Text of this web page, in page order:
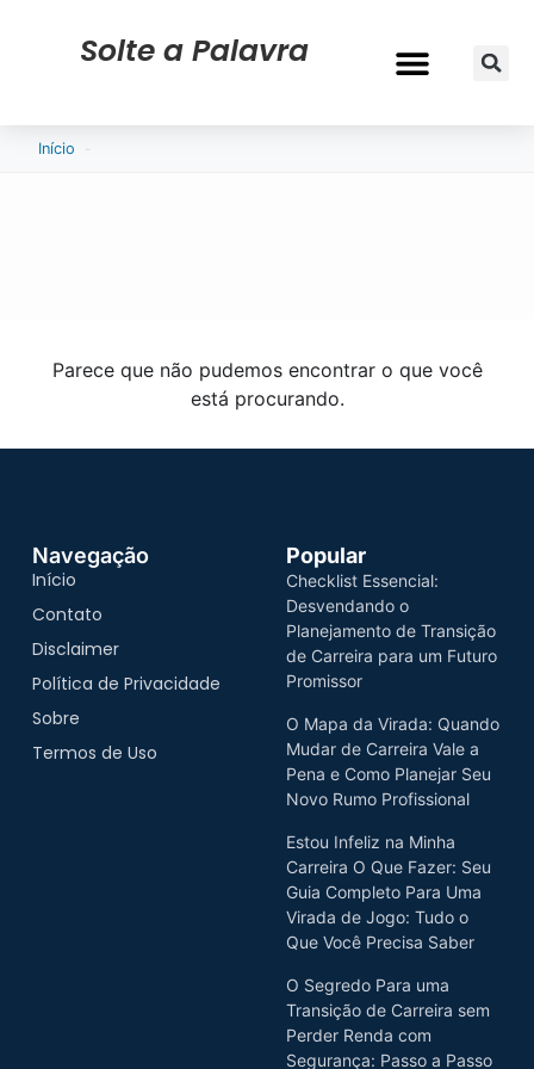
Solte a Palavra
Início -
Parece que não pudemos encontrar o que você
está procurando.
Navegação
Início
Contato
Disclaimer
Política de Privacidade
Sobre
Termos de Uso
Popular
Checklist Essencial:
Desvendando o
Planejamento de Transição
de Carreira para um Futuro
Promissor
O Mapa da Virada: Quando
Mudar de Carreira Vale a
Pena e Como Planejar Seu
Novo Rumo Profissional
Estou Infeliz na Minha
Carreira O Que Fazer: Seu
Guia Completo Para Uma
Virada de Jogo: Tudo o
Que Você Precisa Saber
O Segredo Para uma
Transição de Carreira sem
Perder Renda com
Segurança: Passo a Passo